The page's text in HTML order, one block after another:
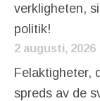
verkligheten,
politik!
2 augusti, 2026
Felaktigheter,
spreds av de